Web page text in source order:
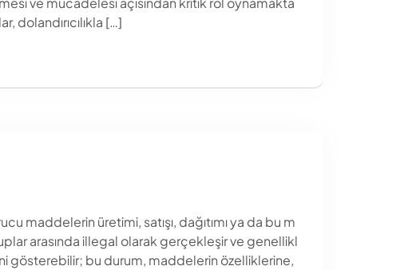
dolandırıcılıkla […]
maddelerin üretimi, satışı, dağıtımı ya da bu m
arasında illegal olarak gerçekleşir ve genellikl
gösterebilir; bu durum, maddelerin özelliklerine,